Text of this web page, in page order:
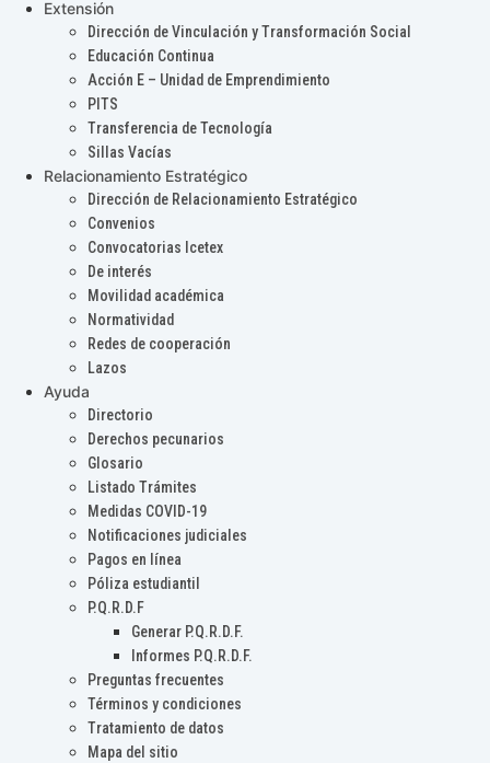
Extensión
Dirección de Vinculación y Transformación Social
Educación Continua
Acción E – Unidad de Emprendimiento
PITS
Transferencia de Tecnología
Sillas Vacías
Relacionamiento Estratégico
Dirección de Relacionamiento Estratégico
Convenios
Convocatorias Icetex
De interés
Movilidad académica
Normatividad
Redes de cooperación
Lazos
Ayuda
Directorio
Derechos pecunarios
Glosario
Listado Trámites
Medidas COVID-19
Notificaciones judiciales
Pagos en línea
Póliza estudiantil
P.Q.R.D.F
Generar P.Q.R.D.F.
Informes P.Q.R.D.F.
Preguntas frecuentes
Términos y condiciones
Tratamiento de datos
Mapa del sitio